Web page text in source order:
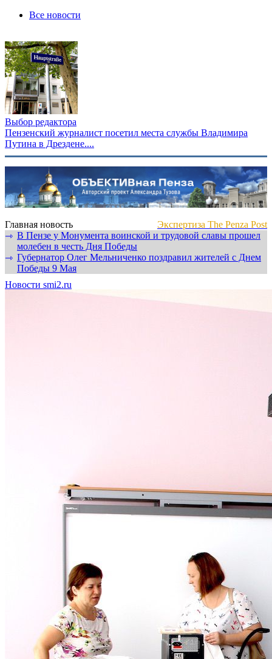
Все новости
Выбор редактора
Пензенский журналист посетил места службы Владимира
Путина в Дрездене....
Главная новость
Экспертиза The Penza Post
⇾ В Пензе у Монумента воинской и трудовой славы прошел
молебен в честь Дня Победы
⇾ Губернатор Олег Мельниченко поздравил жителей с Днем
Победы 9 Мая
Новости smi2.ru